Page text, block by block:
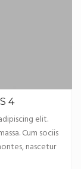
4
elit.
Cum sociis
nascetur